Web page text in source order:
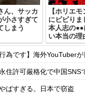
ん、サッカ
小さすぎて
しまう
【ホリエ
にビビり
本人志の
い本当の理
す】海外YouTuberが日本の住宅へ
住許可厳格化で中国SNS
ばすぎる。日本で窃盗